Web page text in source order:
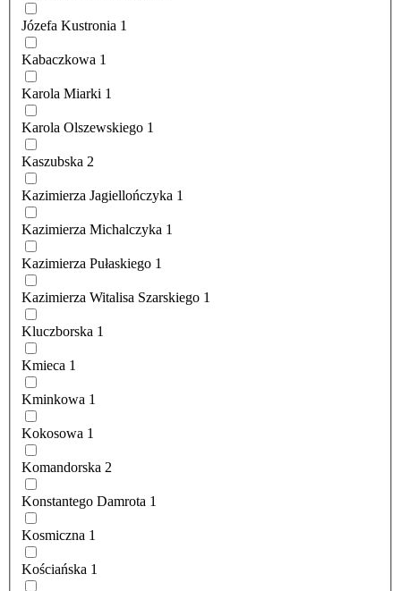
Józefa Kustronia 1
Kabaczkowa 1
Karola Miarki 1
Karola Olszewskiego 1
Kaszubska 2
Kazimierza Jagiellończyka 1
Kazimierza Michalczyka 1
Kazimierza Pułaskiego 1
Kazimierza Witalisa Szarskiego 1
Kluczborska 1
Kmieca 1
Kminkowa 1
Kokosowa 1
Komandorska 2
Konstantego Damrota 1
Kosmiczna 1
Kościańska 1